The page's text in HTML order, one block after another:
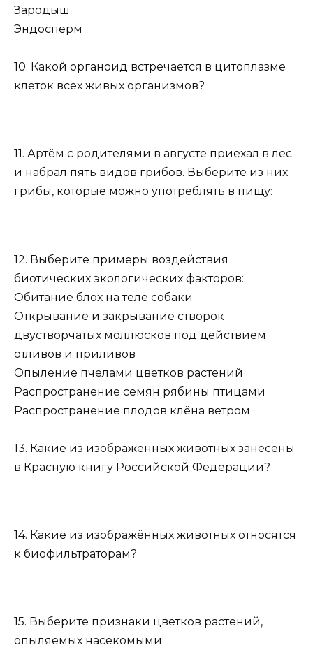
Зародыш
Эндосперм
10. Какой органоид встречается в цитоплазме
клеток всех живых организмов?
11. Артём с родителями в августе приехал в лес
и набрал пять видов грибов. Выберите из них
грибы, которые можно употреблять в пищу:
12. Выберите примеры воздействия
биотических экологических факторов:
Обитание блох на теле собаки
Открывание и закрывание створок
двустворчатых моллюсков под действием
отливов и приливов
Опыление пчелами цветков растений
Распространение семян рябины птицами
Распространение плодов клёна ветром
13. Какие из изображённых животных занесены
в Красную книгу Российской Федерации?
14. Какие из изображённых животных относятся
к биофильтраторам?
15. Выберите признаки цветков растений,
опыляемых насекомыми: